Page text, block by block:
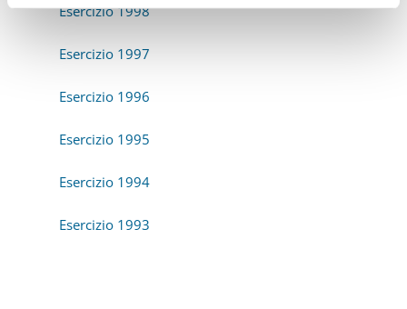
Esercizio 1998
Esercizio 1997
Esercizio 1996
Esercizio 1995
Esercizio 1994
Esercizio 1993